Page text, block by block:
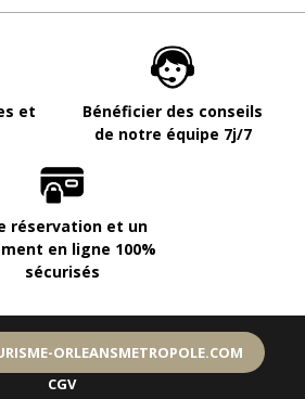
et
Bénéficier des conseils
de notre équipe 7j/7
réservation et un
en ligne 100%
sécurisés
ORLEANSMETROPOLE.COM
CGV